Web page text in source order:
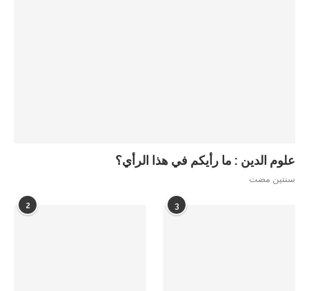
علوم الدين : ما رأيكم في هذا الرأي؟
سنتين مضت
2 3